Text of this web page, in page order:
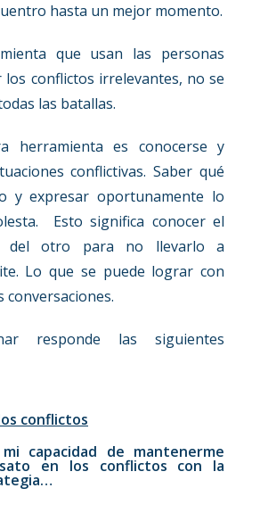
hasta un mejor momento.
que usan las personas
los conflictos irrelevantes, no se
las batallas.
herramienta es conocerse y
conflictivas. Saber qué
y expresar oportunamente lo
Esto significa conocer el
del otro para no llevarlo a
Lo que se puede lograr con
conversaciones.
responde las siguientes
conflictos
capacidad de mantenerme
en los conflictos con la